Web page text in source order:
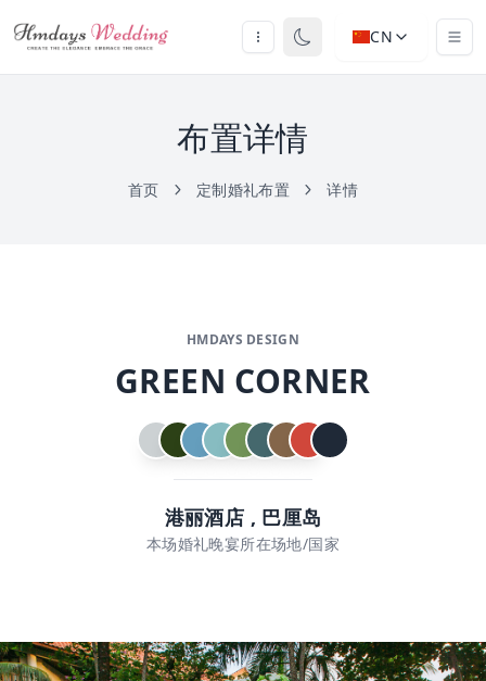
CN
布置详情
首页 定制婚礼布置 详情
HMDAYS DESIGN
GREEN CORNER
港丽酒店 , 巴厘岛
本场婚礼晚宴所在场地/国家